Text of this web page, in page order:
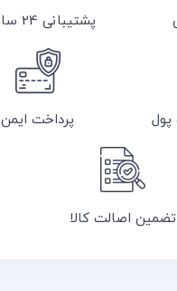
پشتیبانی 24 ساعته
پرداخت ایمن
تضمین اصالت کالا